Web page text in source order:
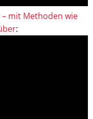
mit Methoden wie
: